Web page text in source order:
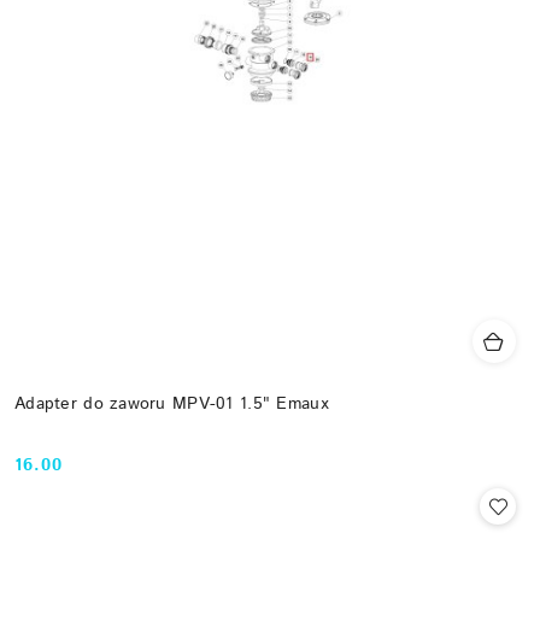
Adapter do zaworu MPV-01 1.5" Emaux
Cena:
16.00